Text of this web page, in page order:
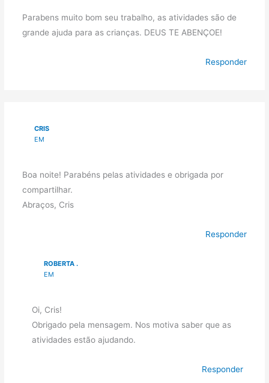
Parabens muito bom seu trabalho, as atividades são de
grande ajuda para as crianças. DEUS TE ABENÇOE!
Responder
CRIS
EM
Boa noite! Parabéns pelas atividades e obrigada por
compartilhar.
Abraços, Cris
Responder
ROBERTA .
EM
Oi, Cris!
Obrigado pela mensagem. Nos motiva saber que as
atividades estão ajudando.
Responder